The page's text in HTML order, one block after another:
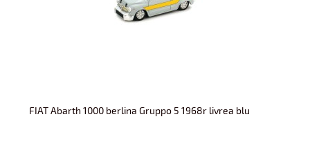
FIAT Abarth 1000 berlina Gruppo 5 1968r livrea blu